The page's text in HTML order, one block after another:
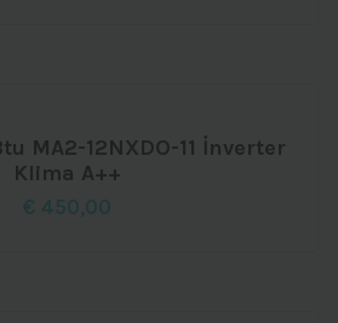
MA2-12NXDO-11 İnverter
Klima A++
€ 450,00